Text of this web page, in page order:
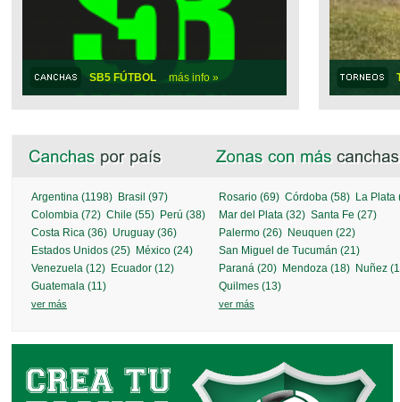
SB5 FÚTBOL más info »
SALGUERO FÚTBOL más info »
Argentina (1198) Brasil (97)
Colombia (72) Chile (55) Perú (38)
Costa Rica (36) Uruguay (36)
Estados Unidos (25) México (24)
Venezuela (12) Ecuador (12)
Guatemala (11)
ver más
Rosario (69) Córdoba (58) La Plata
Mar del Plata (32) Santa Fe (27)
Palermo (26) Neuquen (22)
San Miguel de Tucumán (21)
Paraná (20) Mendoza (18) Nuñez
Quilmes (13)
ver más